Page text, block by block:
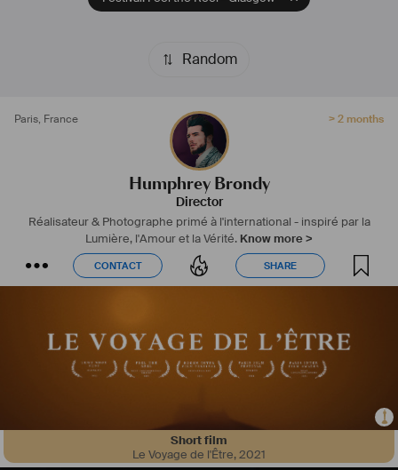
Random
Paris, France > 2 months
Humphrey Brondy
Director
Réalisateur & Photographe primé à l'international - inspiré par la
Lumière, l'Amour et la Vérité. Know more >
#postproduction
festival#professionnel
CONTACT SHARE
CONTACT SHARE
Short film
Le Voyage de l'Être,2021